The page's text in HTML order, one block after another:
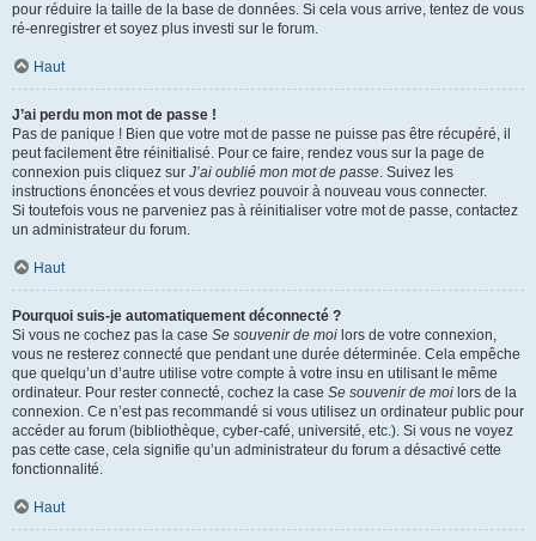
pour réduire la taille de la base de données. Si cela vous arrive, tentez de vous
ré-enregistrer et soyez plus investi sur le forum.
Haut
J’ai perdu mon mot de passe !
Pas de panique ! Bien que votre mot de passe ne puisse pas être récupéré, il
peut facilement être réinitialisé. Pour ce faire, rendez vous sur la page de
connexion puis cliquez sur J’ai oublié mon mot de passe. Suivez les
instructions énoncées et vous devriez pouvoir à nouveau vous connecter.
Si toutefois vous ne parveniez pas à réinitialiser votre mot de passe, contactez
un administrateur du forum.
Haut
Pourquoi suis-je automatiquement déconnecté ?
Si vous ne cochez pas la case Se souvenir de moi lors de votre connexion,
vous ne resterez connecté que pendant une durée déterminée. Cela empêche
que quelqu’un d’autre utilise votre compte à votre insu en utilisant le même
ordinateur. Pour rester connecté, cochez la case Se souvenir de moi lors de la
connexion. Ce n’est pas recommandé si vous utilisez un ordinateur public pour
accéder au forum (bibliothèque, cyber-café, université, etc.). Si vous ne voyez
pas cette case, cela signifie qu’un administrateur du forum a désactivé cette
fonctionnalité.
Haut